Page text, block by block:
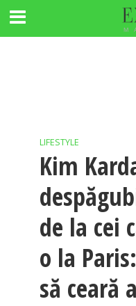
LIFESTYLE
Kim
de la cei
o la
să ceară